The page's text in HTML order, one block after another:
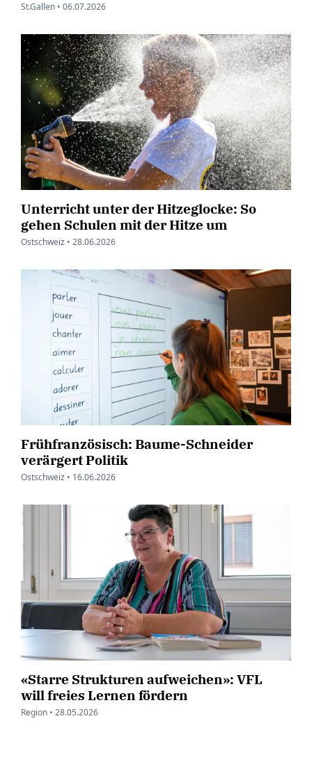
St.Gallen • 06.07.2026
Unterricht unter der Hitzeglocke: So
gehen Schulen mit der Hitze um
Ostschweiz • 28.06.2026
Frühfranzösisch: Baume-Schneider
verärgert Politik
Ostschweiz • 16.06.2026
«Starre Strukturen aufweichen»: VFL
will freies Lernen fördern
Region • 28.05.2026